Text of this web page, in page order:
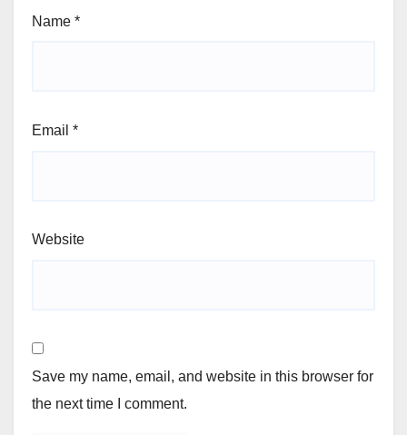
Name *
Email *
Website
Save my name, email, and website in this browser for
the next time I comment.